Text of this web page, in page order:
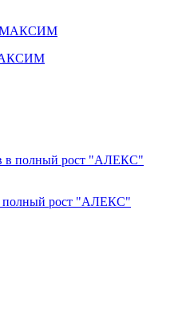
полный рост "АЛЕКС"